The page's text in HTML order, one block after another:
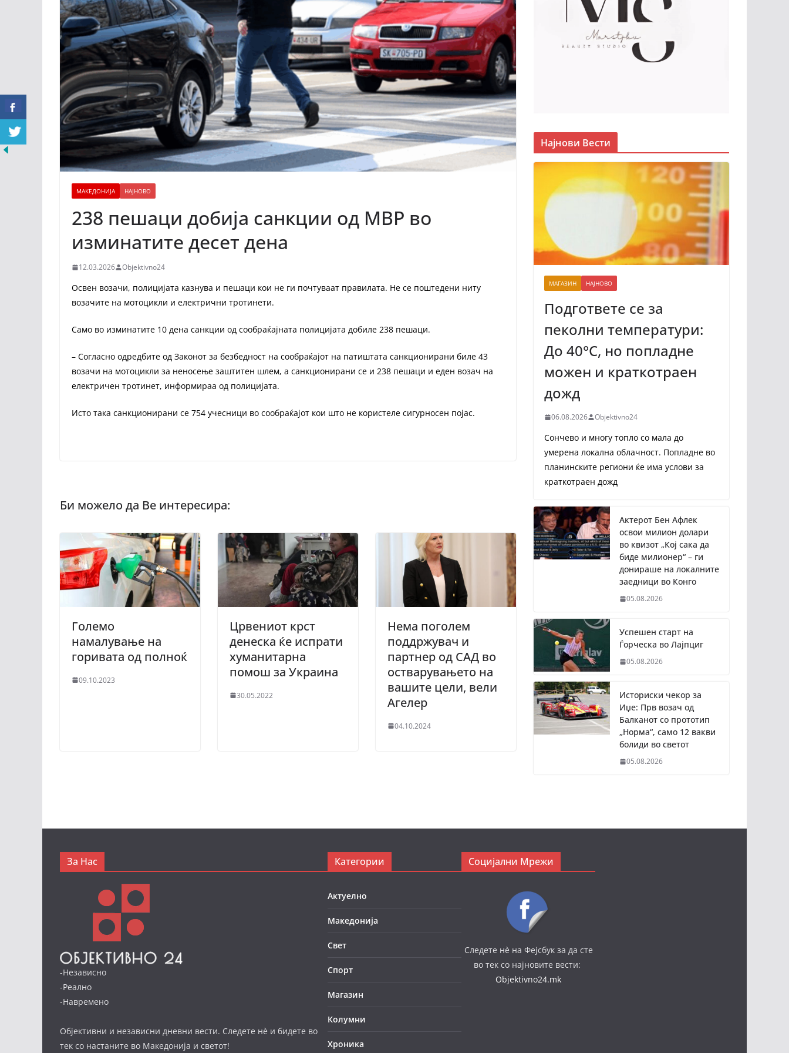
МАКЕДОНИЈА НАЈНОВО
238 пешаци добија санкции од МВР во
изминатите десет дена
12.03.2026 Objektivno24
Освен возачи, полицијата казнува и пешаци кои не ги почтуваат правилата. Не се поштедени ниту
возачите на мотоцикли и електрични тротинети.
Само во изминатите 10 дена санкции од сообраќајната полицијата добиле 238 пешаци.
– Согласно одредбите од Законот за безбедност на сообраќајот на патиштата санкционирани биле 43
возачи на мотоцикли за неносење заштитен шлем, а санкционирани се и 238 пешаци и еден возач на
електричен тротинет, информираа од полицијата.
Исто така санкционирани се 754 учесници во сообраќајот кои што не користеле сигурносен појас.
Големо
намалување на
горивата од полноќ
09.10.2023
Црвениот крст
денеска ќе испрати
хуманитарна
помош за Украина
30.05.2022
Нема поголем
поддржувач и
партнер од САД во
остварувањето на
вашите цели, вели
Агелер
04.10.2024
Најнови Вести
МАГАЗИН НАЈНОВО
Подгответе се за
пеколни температури:
До 40°C, но попладне
можен и краткотраен
дожд
06.08.2026 Objektivno24
Сончево и многу топло со мала до
умерена локална облачност. Попладне во
планинските региони ќе има услови за
краткотраен дожд
Актерот Бен Афлек
освои милион долари
во квизот „Кој сака да
биде милионер“ – ги
донираше на локалните
заедници во Конго
05.08.2026
Успешен старт на
Ѓорческа во Лајпциг
05.08.2026
Историски чекор за
Иџе: Прв возач од
Балканот со прототип
„Норма“, само 12 вакви
болиди во светот
05.08.2026
За Нас
-Независно
-Реално
-Навремено
Објективни и независни дневни вести. Следете нè и бидете во
тек со настаните во Македонија и светот!
Категории
Актуелно
Македонија
Свет
Спорт
Магазин
Колумни
Хроника
Социјални Мрежи
Следете нè на Фејсбук за да сте
во тек со најновите вести:
Objektivno24.mk